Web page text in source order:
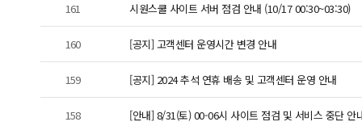
161 시원스쿨 사이트 서버 점검 안내 (10/17 00:30~03:30)
160 [공지] 고객센터 운영시간 변경 안내
159 [공지] 2024 추석 연휴 배송 및 고객센터 운영 안내
158 [안내] 8/31(토) 00-06시 사이트 점검 및 서비스 중단 안